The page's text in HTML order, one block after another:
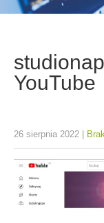
YouTube
26 sierpnia 2022 |